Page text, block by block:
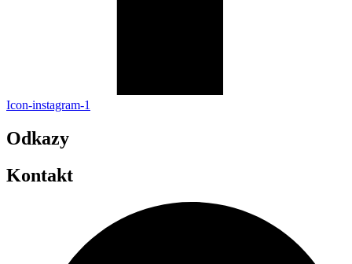
Icon-instagram-1
Odkazy
Kontakt